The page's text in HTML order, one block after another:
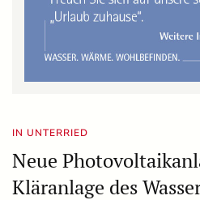
IN UNTERRIED
Neue
Kläranlage des